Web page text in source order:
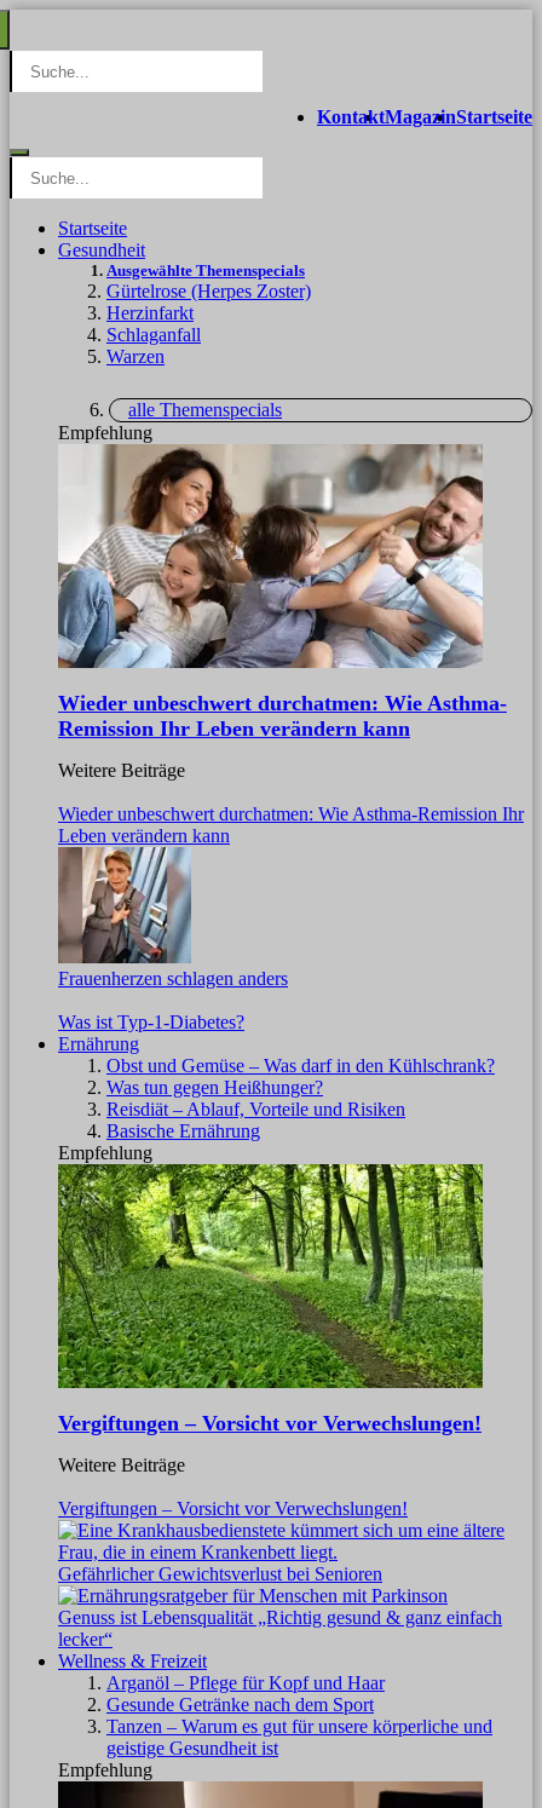
Startseite
Magazin
Kontakt
Startseite
Gesundheit
Ausgewählte Themenspecials
Gürtelrose (Herpes Zoster)
Herzinfarkt
Schlaganfall
Warzen
alle Themenspecials
Empfehlung
Wieder unbeschwert durchatmen: Wie Asthma-
Remission Ihr Leben verändern kann
Weitere Beiträge
Wieder unbeschwert durchatmen: Wie Asthma-Remission Ihr
Leben verändern kann
Frauenherzen schlagen anders
Was ist Typ-1-Diabetes?
Ernährung
Obst und Gemüse – Was darf in den Kühlschrank?
Was tun gegen Heißhunger?
Reisdiät – Ablauf, Vorteile und Risiken
Basische Ernährung
Empfehlung
Vergiftungen – Vorsicht vor Verwechslungen!
Weitere Beiträge
Vergiftungen – Vorsicht vor Verwechslungen!
Gefährlicher Gewichtsverlust bei Senioren
Genuss ist Lebensqualität „Richtig gesund & ganz einfach
lecker“
Wellness & Freizeit
Arganöl – Pflege für Kopf und Haar
Gesunde Getränke nach dem Sport
Tanzen – Warum es gut für unsere körperliche und
geistige Gesundheit ist
Empfehlung